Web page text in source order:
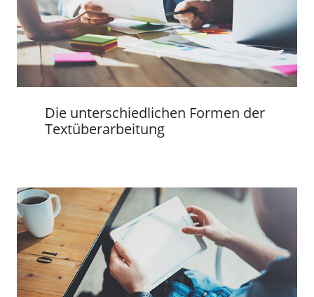
Die unterschiedlichen Formen der
Textüberarbeitung